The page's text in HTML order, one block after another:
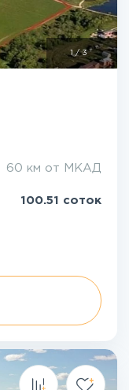
1 /3
60 км от МКАД
100.51 соток